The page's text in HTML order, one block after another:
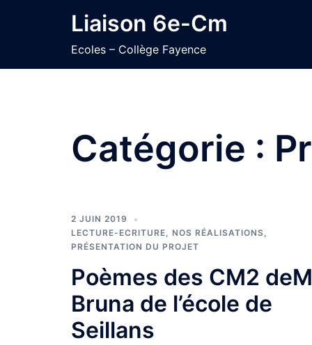
Liaison 6e-Cm
Ecoles – Collège Fayence
Catégorie :
2 JUIN 2019
LECTURE-ECRITURE, NOS RÉALISATIONS,
PRÉSENTATION DU PROJET
Poèmes des CM2
Bruna de l’école de
Seillans